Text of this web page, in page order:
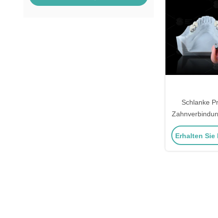
Schlanke
sichere
Erhalten Sie